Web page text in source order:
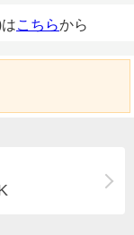
こちらから